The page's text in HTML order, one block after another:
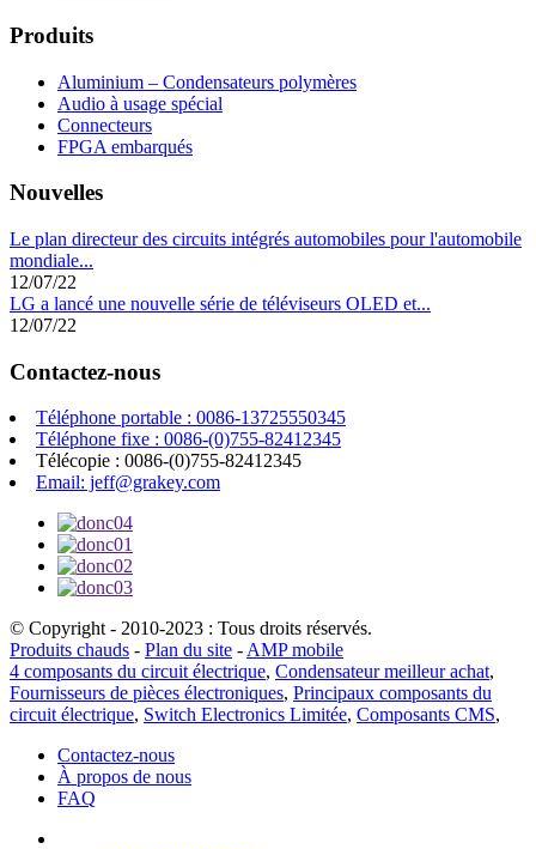
Produits
Aluminium – Condensateurs polymères
Audio à usage spécial
Connecteurs
FPGA embarqués
Nouvelles
Le plan directeur des circuits intégrés automobiles pour l'automobile
mondiale...
12/07/22
LG a lancé une nouvelle série de téléviseurs OLED et...
12/07/22
Contactez-nous
Téléphone portable : 0086-13725550345
Téléphone fixe : 0086-(0)755-82412345
Télécopie : 0086-(0)755-82412345
Email: jeff@grakey.com
© Copyright - 2010-2023 : Tous droits réservés.
Produits chauds - Plan du site - AMP mobile
4 composants du circuit électrique, Condensateur meilleur achat,
Fournisseurs de pièces électroniques, Principaux composants du
circuit électrique, Switch Electronics Limitée, Composants CMS,
Contactez-nous
À propos de nous
FAQ